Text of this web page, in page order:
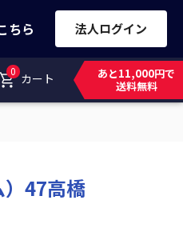
ちら 法人ログイン
0 カート
あと11,000円で
送料無料
）47高橋